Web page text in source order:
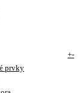
+-
prvky